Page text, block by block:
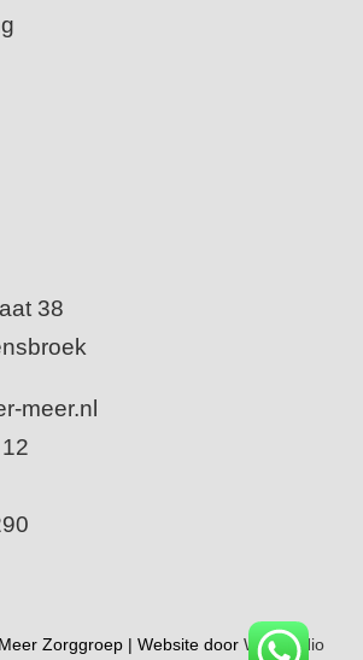
38
meer.nl
Zorggroep | Website door Webstudio